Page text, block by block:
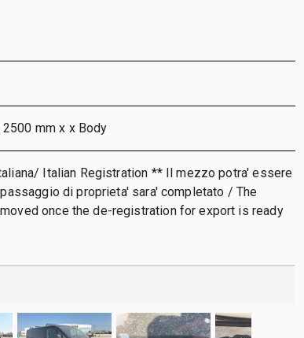
mm x x Body
Italian Registration ** Il mezzo potra' essere
di proprieta' sara' completato / The
once the de-registration for export is ready